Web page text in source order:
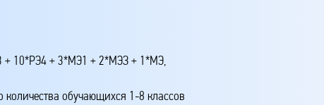
+ 10*РЭ4 + 3*МЭ1 + 2*МЭЗ + 1*МЭ,
обучающихся 1-8 классов